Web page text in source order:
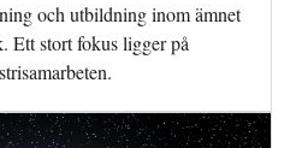
och utbildning inom ämnet
Ett stort fokus ligger på